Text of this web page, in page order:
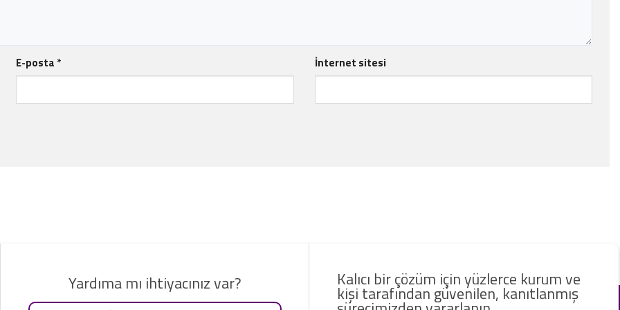
E-posta * İnternet sitesi
Yardıma mı ihtiyacınız var? Kalıcı bir çözüm için yüzlerce kurum ve
kişi tarafından güvenilen, kanıtlanmış